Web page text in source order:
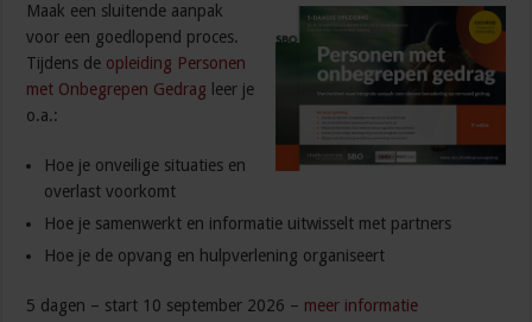
Maak een sluitende aanpak
voor een goedlopend proces.
Tijdens de opleiding Personen
met Onbegrepen Gedrag leer je
o.a.:
Hoe je onveilige situaties en
overlast voorkomt
Hoe je samenwerkt en informatie uitwisselt met partners
Hoe je de opvang en hulpverlening organiseert
5 dagen – start 10 september 2026 – meer informatie